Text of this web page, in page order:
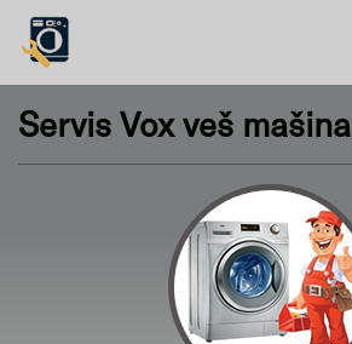
Servis Vox veš mašina